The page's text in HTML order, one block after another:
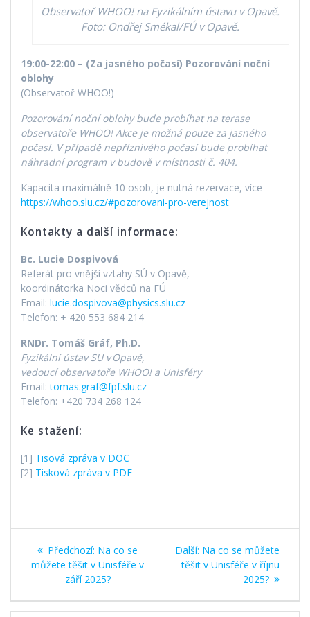
Observatoř WHOO! na Fyzikálním ústavu v Opavě.
Foto: Ondřej Smékal/FÚ v Opavě.
19:00-22:00 – (Za jasného počasí) Pozorování noční
oblohy
(Observatoř WHOO!)
Pozorování noční oblohy bude probíhat na terase
observatoře WHOO! Akce je možná pouze za jasného
počasí. V případě nepříznivého počasí bude probíhat
náhradní program v budově v místnosti č. 404.
Kapacita maximálně 10 osob, je nutná rezervace, více
https://whoo.slu.cz/#pozorovani-pro-verejnost
Kontakty a další informace:
Bc. Lucie Dospivová
Referát pro vnější vztahy SÚ v Opavě,
koordinátorka Noci vědců na FÚ
Email: lucie.dospivova@physics.slu.cz
Telefon: + 420 553 684 214
RNDr. Tomáš Gráf, Ph.D.
Fyzikální ústav SU v Opavě,
vedoucí observatoře WHOO! a Unisféry
Email:tomas.graf@fpf.slu.cz
Telefon: +420 734 268 124
Ke stažení:
[1] Tisová zpráva v DOC
[2] Tisková zpráva v PDF
Navigace
pro
příspěvek
Předchozí: Předchozí
příspěvek:
Na co se
můžete těšit v Unisféře v
září 2025?
Další: Další
příspěvek:
Na co se můžete
těšit v Unisféře v říjnu
2025?